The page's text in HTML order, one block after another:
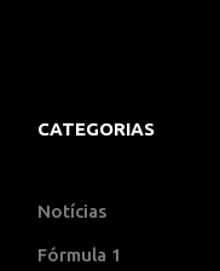
CATEGORIAS
Notícias
Fórmula 1